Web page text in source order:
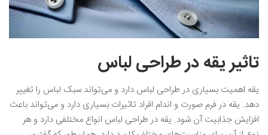
تاثیر یقه در طراحی لباس
یقه اهمیت بسیاری در طراحی لباس دارد و می‌تواند سبک لباس را تغییر
دهد. یقه در فرم صورت و اندام افراد تاثیرات بسیاری دارد و می‌تواند باعث
افزایش جذابیت آن شود. یقه در طراحی لباس انواع مختلفی دارد و هر